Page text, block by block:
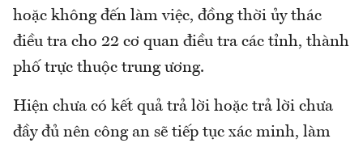
hoặc không đến làm việc, đồng thời ủy thác
điều tra cho 22 cơ quan điều tra các tỉnh, thành
phố trực thuộc trung ương.
Hiện chưa có kết quả trả lời hoặc trả lời chưa
đầy đủ nên công an sẽ tiếp tục xác minh, làm